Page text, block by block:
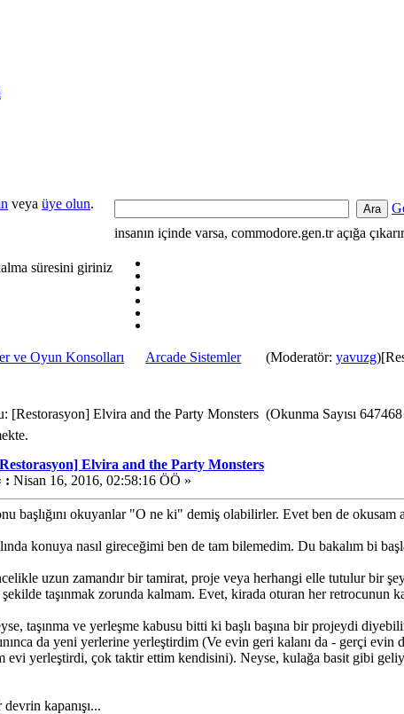
veya üye olun.
süresini giriniz
insanın içinde varsa, commodore.gen.tr açığa
ve Oyun Konsolları Arcade Sistemler (Moderatör: yavuzg
[Restorasyon] Elvira and the Party Monsters (Okunma Sayısı
Elvira and the Party Monsters
: Nisan 16, 2016, 02:58:16 ÖÖ »
başlığını okuyanlar "O ne ki" demiş olabilirler. Evet ben de okusam
konuya nasıl gireceğimi ben de tam bilemedim. Du bakalım bi
uzun zamandır bir tamirat, proje veya herhangi elle tutulur bir
taşınmak zorunda kalmam. Evet, kirada oturan her retrocunun
taşınma ve yerleşme kabusu bitti ki başlı başına bir projeydi
da yeni yerlerine yerleştirdim (Ve evin geri kalanı da - gerçi
evi yerleştirdi, çok taktir ettim kendisini). Neyse, kulağa basit gibi
kapanışı...